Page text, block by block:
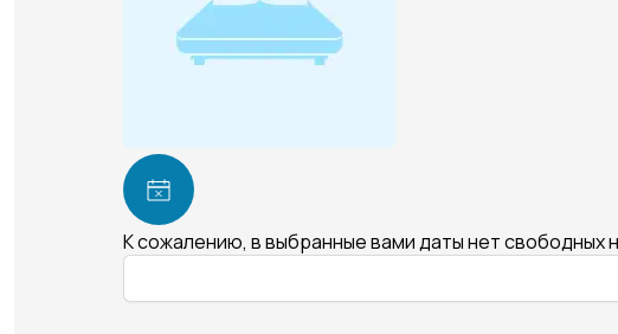
К сожалению, в выбранные вами даты нет свободных